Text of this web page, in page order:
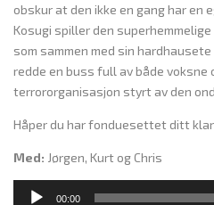
obskur at den ikke en gang har en
Kosugi spiller den
som sammen med sin hardhausete
redde en buss full av både voksne
terrororganisasjon styrt av den
Håper du har fonduesettet ditt
Med: Jørgen, Kurt og Chris
00:00